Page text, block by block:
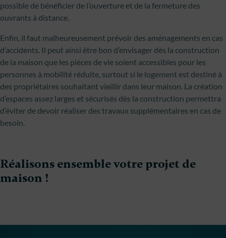
possible de bénéficier de l’ouverture et de la fermeture des
ouvrants à distance.
Enfin, il faut malheureusement prévoir des aménagements en cas
d’accidents. Il peut ainsi être bon d’envisager dès la construction
de la maison que les pièces de vie soient accessibles pour les
personnes à mobilité réduite, surtout si le logement est destiné à
des propriétaires souhaitant vieillir dans leur maison. La création
d’espaces assez larges et sécurisés dès la construction permettra
d’éviter de devoir réaliser des travaux supplémentaires en cas de
besoin.
Réalisons ensemble votre projet de
maison !